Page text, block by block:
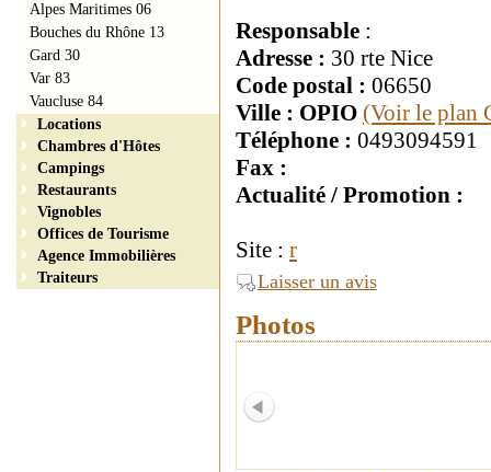
Responsable :
Adresse : 30 rte Nice
Code postal : 06650
Ville : OPIO (Voir le plan
Téléphone : 0493094591
Fax :
Actualité / Promotion :
Site : r
Laisser un avis
Photos
Alpes Maritimes 06
Bouches du Rhône 13
Gard 30
Var 83
Vaucluse 84
Locations
Chambres d'Hôtes
Campings
Restaurants
Vignobles
Offices de Tourisme
Agence Immobilières
Traiteurs